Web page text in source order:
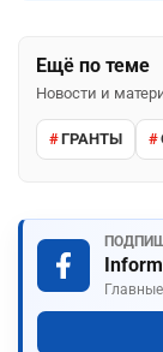
Ещё по теме
Новости и
ГРАНТЫ